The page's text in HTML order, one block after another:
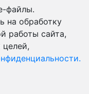
файлы.
на обработку
работы сайта,